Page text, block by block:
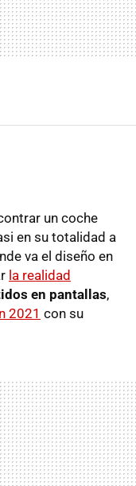
un coche
en su totalidad a
va el diseño en
la realidad
en pantallas,
2021 con su